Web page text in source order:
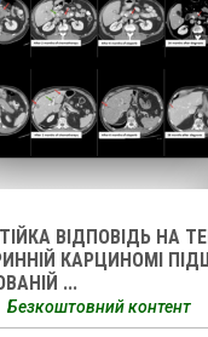
ВІДПОВІДЬ НА
КАРЦИНОМІ
...
Безкоштовний контент